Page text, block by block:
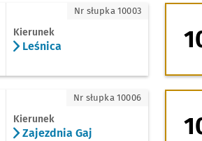
Kierunek
Leśnica
Nr słupka 10003 10 -
Gaj
Kierunek
Zajezdnia Gaj
Nr słupka 10006 10 -